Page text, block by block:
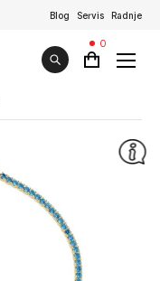
Blog Servis Radnje
0